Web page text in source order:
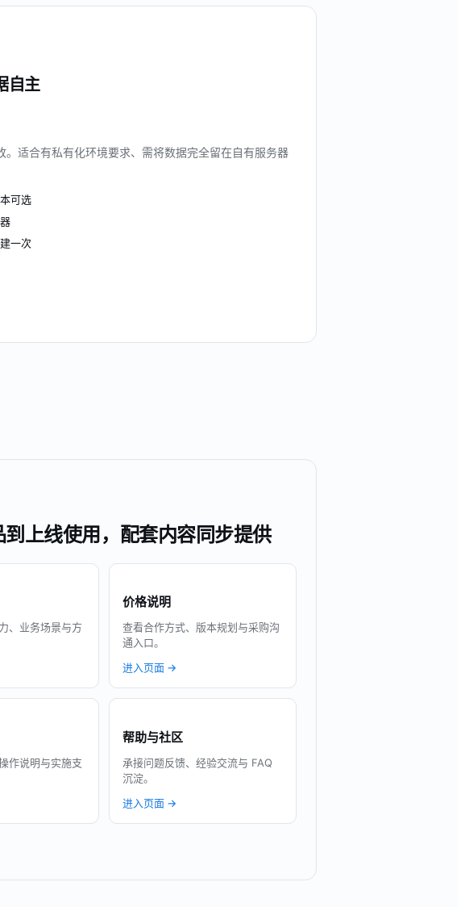
自主
。适合有私有化环境要求、需将数据完全留在自有服务器
可选
一次
到上线使用，配套内容同步提供
、业务场景与方
价格说明
查看合作方式、版本规划与采购沟
通入口。
进入页面 →
作说明与实施支
帮助与社区
承接问题反馈、经验交流与 FAQ
沉淀。
进入页面 →